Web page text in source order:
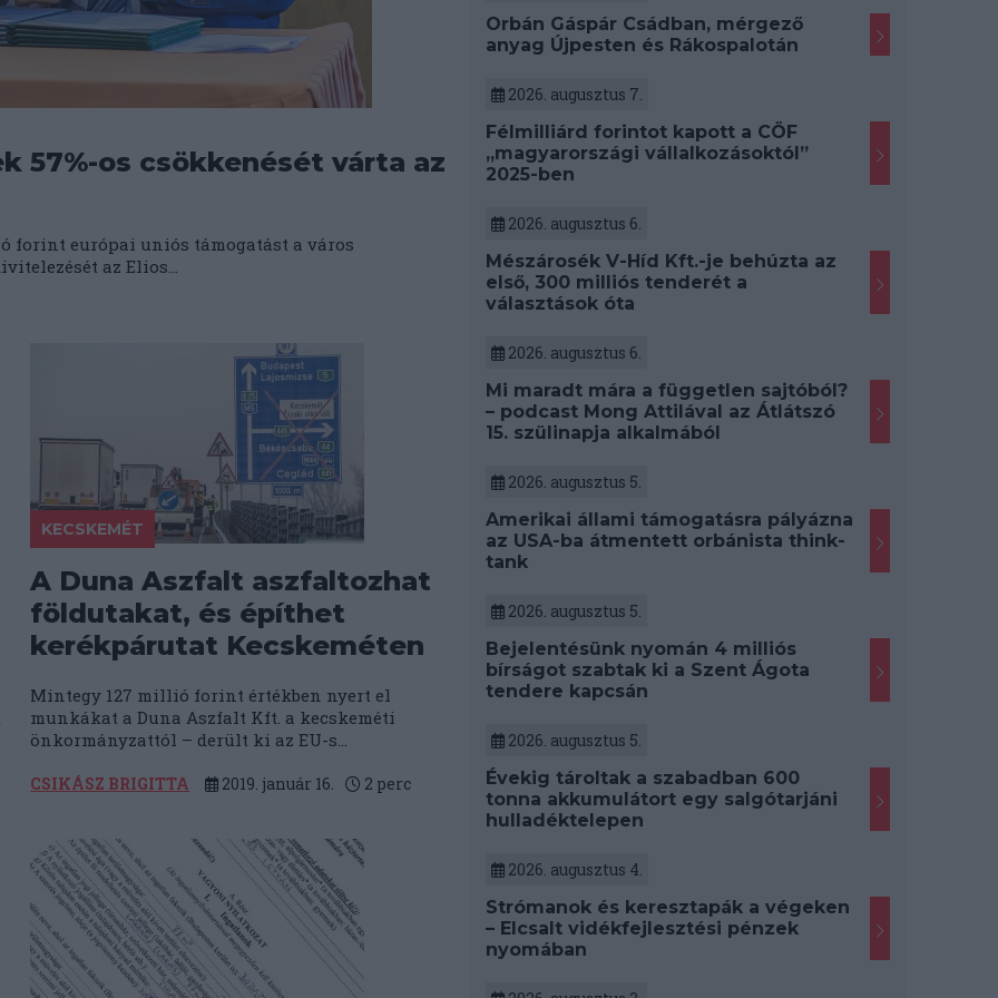
57%-os csökkenését várta az
forint európai uniós támogatást a város
az Elios...
KECSKEMÉT
A Duna Aszfalt aszfaltozhat
földutakat, és építhet
kerékpárutat Kecskeméten
Mintegy 127 millió forint értékben nyert el
munkákat a Duna Aszfalt Kft. a kecskeméti
önkormányzattól – derült ki az EU-s...
CSIKÁSZ BRIGITTA 2019. január 16. 2 perc
Orbán Gáspár Csádban, mérgező
anyag Újpesten és Rákospalotán
2026. augusztus 7.
Félmilliárd forintot kapott a CÖF
„magyarországi vállalkozásoktól”
2025-ben
2026. augusztus 6.
Mészárosék V-Híd Kft.-je behúzta az
első, 300 milliós tenderét a
választások óta
2026. augusztus 6.
Mi maradt mára a független sajtóból?
– podcast Mong Attilával az Átlátszó
15. szülinapja alkalmából
2026. augusztus 5.
Amerikai állami támogatásra pályázna
az USA-ba átmentett orbánista think-
tank
2026. augusztus 5.
Bejelentésünk nyomán 4 milliós
bírságot szabtak ki a Szent Ágota
tendere kapcsán
2026. augusztus 5.
Évekig tároltak a szabadban 600
tonna akkumulátort egy salgótarjáni
hulladéktelepen
2026. augusztus 4.
Strómanok és keresztapák a végeken
– Elcsalt vidékfejlesztési pénzek
nyomában